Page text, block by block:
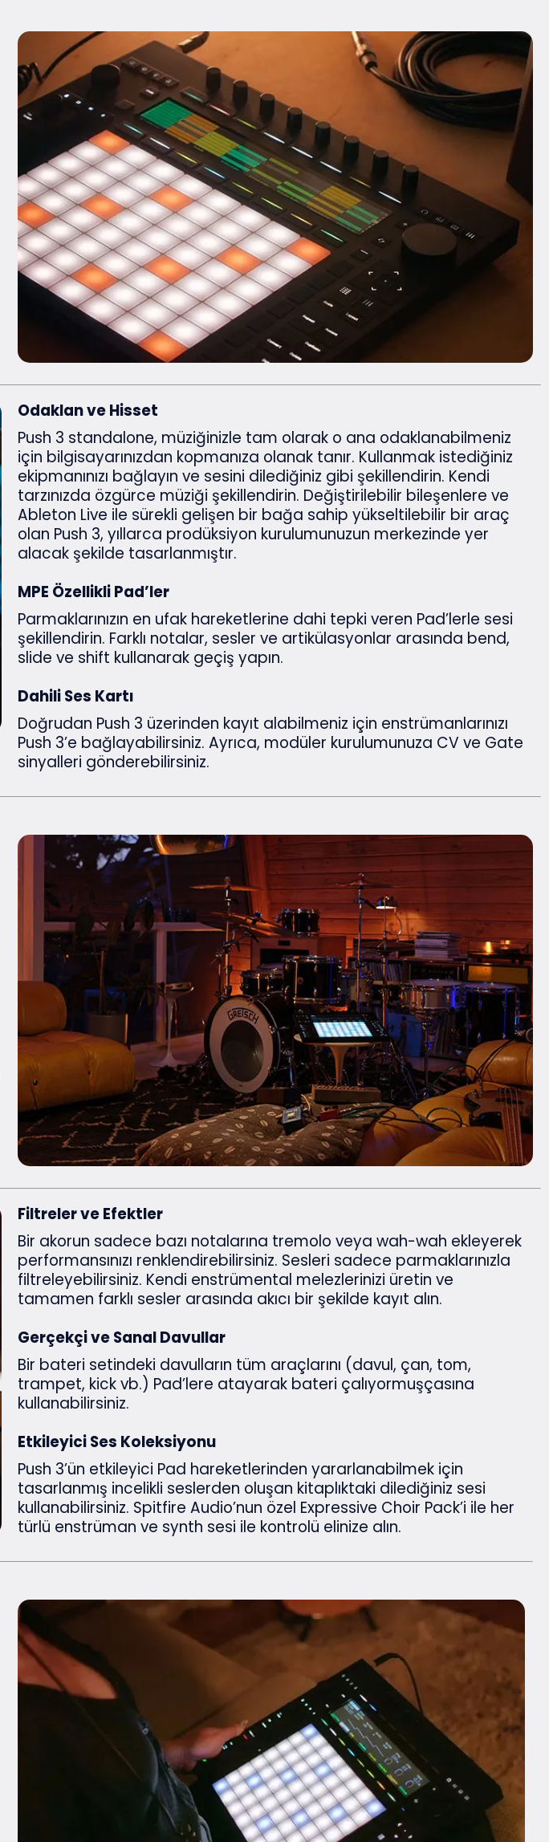
Odaklan ve Hisset
Push 3 standalone, müziğinizle tam olarak o ana odaklanabilmeniz
için bilgisayarınızdan kopmanıza olanak tanır. Kullanmak istediğiniz
ekipmanınızı bağlayın ve sesini dilediğiniz gibi şekillendirin. Kendi
tarzınızda özgürce müziği şekillendirin. Değiştirilebilir bileşenlere ve
Ableton Live ile sürekli gelişen bir bağa sahip yükseltilebilir bir araç
olan Push 3, yıllarca prodüksiyon kurulumunuzun merkezinde yer
alacak şekilde tasarlanmıştır.
MPE Özellikli Pad’ler
Parmaklarınızın en ufak hareketlerine dahi tepki veren Pad’lerle sesi
şekillendirin. Farklı notalar, sesler ve artikülasyonlar arasında bend,
slide ve shift kullanarak geçiş yapın.
Dahili Ses Kartı
Doğrudan Push 3 üzerinden kayıt alabilmeniz için enstrümanlarınızı
Push 3’e bağlayabilirsiniz. Ayrıca, modüler kurulumunuza CV ve Gate
sinyalleri gönderebilirsiniz.
Filtreler ve Efektler
Bir akorun sadece bazı notalarına tremolo veya wah-wah ekleyerek
performansınızı renklendirebilirsiniz. Sesleri sadece parmaklarınızla
filtreleyebilirsiniz. Kendi enstrümental melezlerinizi üretin ve
tamamen farklı sesler arasında akıcı bir şekilde kayıt alın.
Gerçekçi ve Sanal Davullar
Bir bateri setindeki davulların tüm araçlarını (davul, çan, tom,
trampet, kick vb.) Pad’lere atayarak bateri çalıyormuşçasına
kullanabilirsiniz.
Etkileyici Ses Koleksiyonu
Push 3’ün etkileyici Pad hareketlerinden yararlanabilmek için
tasarlanmış incelikli seslerden oluşan kitaplıktaki dilediğiniz sesi
kullanabilirsiniz. Spitfire Audio’nun özel Expressive Choir Pack’i ile her
türlü enstrüman ve synth sesi ile kontrolü elinize alın.